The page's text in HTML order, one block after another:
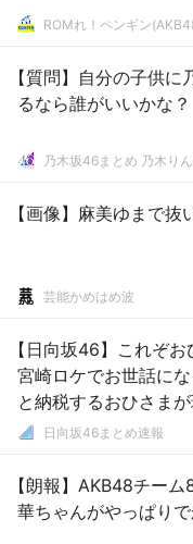
ROMれ！ペンギン
【質問】自分の子供
るなら誰がいいかな？
乃木坂46まとめ 乃木りん
【画像】麻美ゆまで
芸能かめはめ波
【日向坂46】これぞ
宮崎ロケでお世話に
と納税するおひさま
日向坂46まとめ速報
【朗報】AKB48チー
華ちゃんがやっぱり